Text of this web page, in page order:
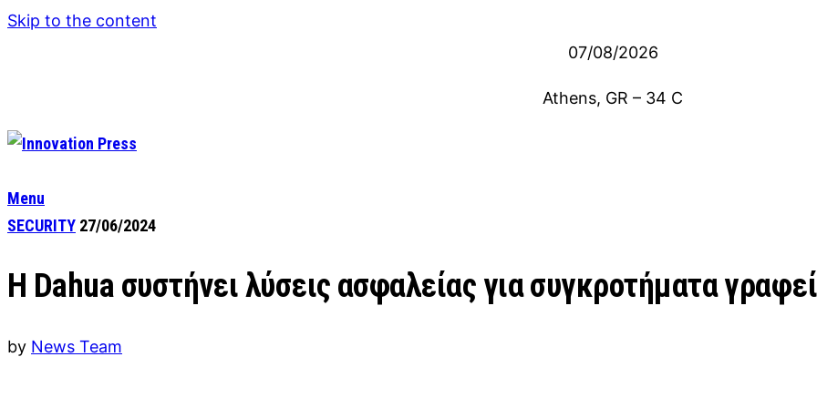
Skip to the content
07/08/2026
Athens, GR – 34 C
Menu
SECURITY 27/06/2024
H Dahua συστήνει λύσεις ασφαλείας για συγκροτήματα
by News Team